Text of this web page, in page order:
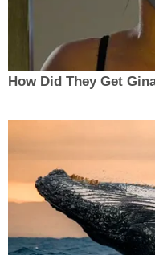
How Did They Get